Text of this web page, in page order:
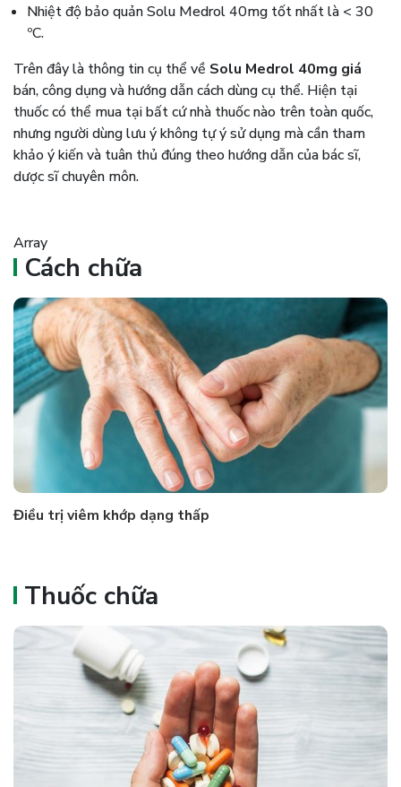
Nhiệt độ bảo quản Solu Medrol 40mg tốt nhất là < 30
ºC.
Trên đây là thông tin cụ thể về Solu Medrol 40mg giá
bán, công dụng và hướng dẫn cách dùng cụ thể. Hiện tại
thuốc có thể mua tại bất cứ nhà thuốc nào trên toàn quốc,
nhưng người dùng lưu ý không tự ý sử dụng mà cần tham
khảo ý kiến và tuân thủ đúng theo hướng dẫn của bác sĩ,
dược sĩ chuyên môn.
Array
Cách chữa
Điều trị viêm khớp dạng thấp
Thuốc chữa